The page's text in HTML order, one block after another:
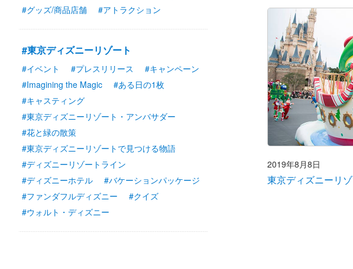
2019年8月8日
東京ディズニーリ
#グッズ/商品店舗
#アトラクション
#東京ディズニーリゾート
#イベント #プレスリリース
#キャンペーン
#Imagining the Magic
#ある日の1枚
#キャスティング
#東京ディズニーリゾート・アンバサダー
#花と緑の散策
#東京ディズニーリゾートで見つける物語
#ディズニーリゾートライン
#ディズニーホテル
#バケーションパッケージ
#ファンダフルディズニー
#クイズ
#ウォルト・ディズニー